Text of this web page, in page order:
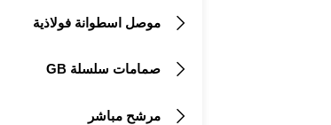
 موصل اسطوانة فولاذية
 صمامات سلسلة GB
 مرشح مباشر